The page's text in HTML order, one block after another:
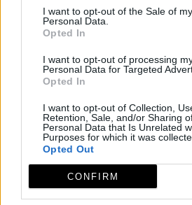
I want to opt-out of the Sale of my
Personal Data.
Opted In
I want to opt-out of processing
Personal Data for Targeted
Opted In
I want to opt-out of Collection,
Retention, Sale, and/or Sharing
Personal Data that Is Unrelated
Purposes for which it was
Opted Out
CONFIRM
llegaremos a visualizar muchos
Asimismo, se pueden divisar las
Castaños, las Villuercas y la
cercanías de Cáceres capital.
El municipio de Villanueva de la
de 660 habitantes, llama la
municipio del mundo que, hace
decidió celebrar la “Fiesta del
de ricas pitanzas y buen vino, los
plantan árboles.